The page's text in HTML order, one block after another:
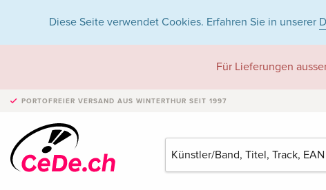
Diese Seite verwendet Cookies. Erfahren Sie in unserer
Für Lieferungen
PORTOFREIER VERSAND AUS WINTERTHUR SEIT 1997